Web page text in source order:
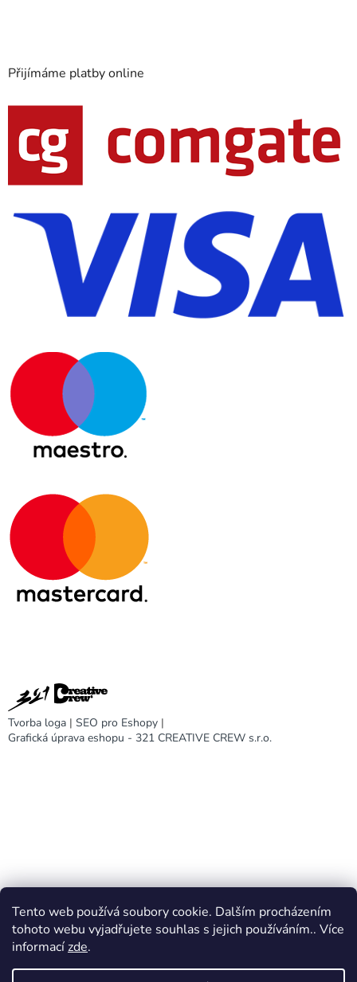
Tento web používá soubory cookie. Dalším procházením
tohoto webu vyjadřujete souhlas s jejich používáním.. Více
informacízde.
Přijímáme platby online
Tvorba loga | SEO pro Eshopy |
Grafická úprava eshopu - 321 CREATIVE CREW s.r.o.
DARA design